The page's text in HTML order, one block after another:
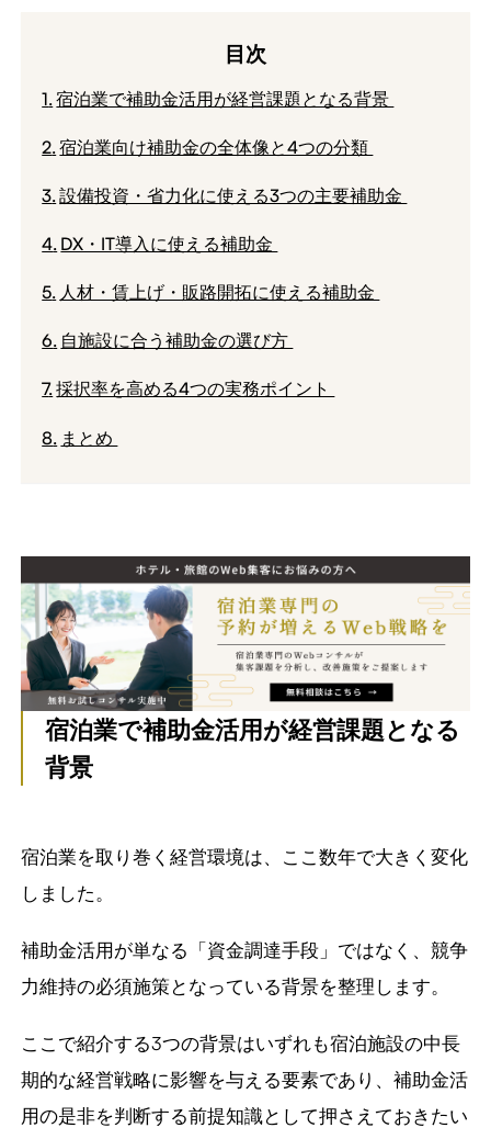
目次
宿泊業で補助金活用が経営課題となる背景
宿泊業向け補助金の全体像と4つの分類
設備投資・省力化に使える3つの主要補助金
DX・IT導入に使える補助金
人材・賃上げ・販路開拓に使える補助金
自施設に合う補助金の選び方
採択率を高める4つの実務ポイント
まとめ
宿泊業で補助金活用が経営課題となる
背景
宿泊業を取り巻く経営環境は、ここ数年で大きく変化
しました。
補助金活用が単なる「資金調達手段」ではなく、競争
力維持の必須施策となっている背景を整理します。
ここで紹介する3つの背景はいずれも宿泊施設の中長
期的な経営戦略に影響を与える要素であり、補助金活
用の是非を判断する前提知識として押さえておきたい